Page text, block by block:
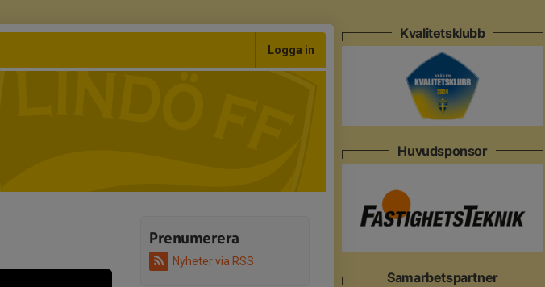
Logga in
Prenumerera
Nyheter via RSS
Kvalitetsklubb
Huvudsponsor
Samarbetspartner